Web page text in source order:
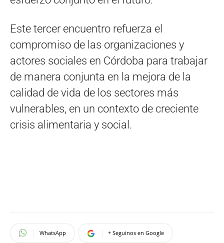
Este tercer encuentro refuerza el
compromiso de las organizaciones y
actores sociales en Córdoba para trabajar
de manera conjunta en la mejora de la
calidad de vida de los sectores más
vulnerables, en un contexto de creciente
crisis alimentaria y social.
WhatsApp + Seguinos en Google